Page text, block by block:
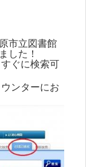
市立図書館
した！
ぐに検索可
ンターにお